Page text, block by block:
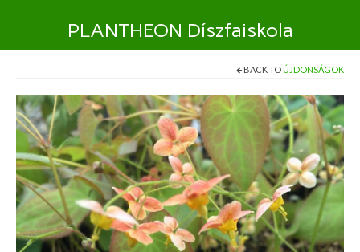
PLANTHEON Díszfaiskola
BACK TOÚJDONSÁGOK